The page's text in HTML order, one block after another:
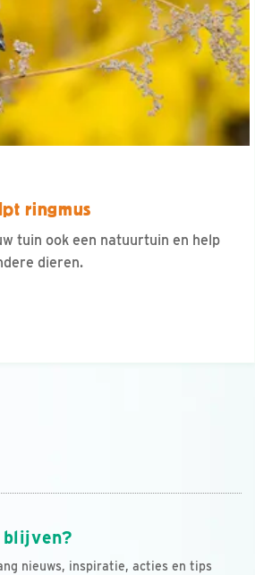
ringmus
tuin ook een natuurtuin en help
dieren.
blijven?
nieuws, inspiratie, acties en tips